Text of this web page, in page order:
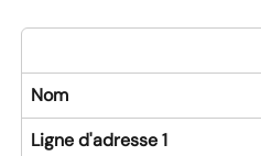
Nom
Ligne d'adresse 1